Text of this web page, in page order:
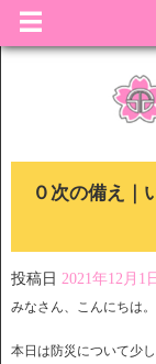
０次の備え｜
投稿日 2021年12月1
みなさん、こんにちは。
本日は防災について少